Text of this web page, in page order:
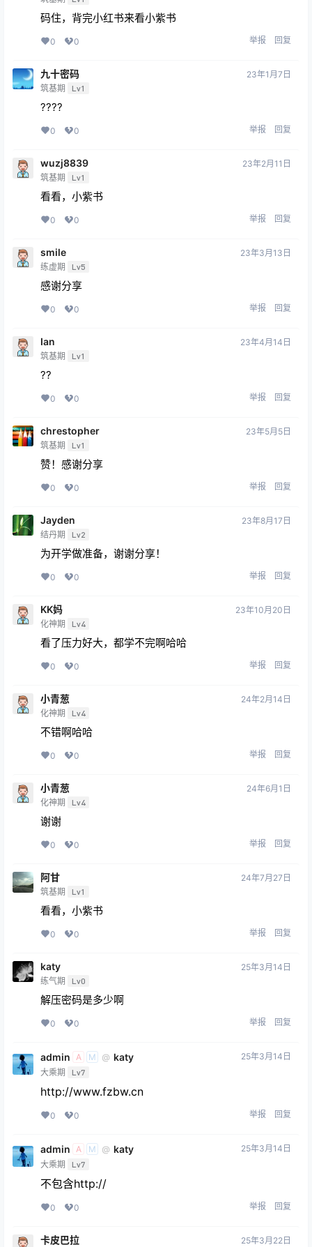
码住，背完小红书来看小紫书
0 0 举报 回复
九十密码
筑基期 Lv1
23年1月7日
????
0 0 举报 回复
wuzj8839
筑基期 Lv1
23年2月11日
看看，小紫书
0 0 举报 回复
smile
练虚期 Lv5
23年3月13日
感谢分享
0 0 举报 回复
Ian
筑基期 Lv1
23年4月14日
??
0 0 举报 回复
chrestopher
筑基期 Lv1
23年5月5日
赞！感谢分享
0 0 举报 回复
Jayden
结丹期 Lv2
23年8月17日
为开学做准备，谢谢分享！
0 0 举报 回复
KK妈
化神期 Lv4
23年10月20日
看了压力好大，都学不完啊哈哈
0 0 举报 回复
小青葱
化神期 Lv4
24年2月14日
不错啊哈哈
0 0 举报 回复
小青葱
化神期 Lv4
24年6月1日
谢谢
0 0 举报 回复
阿甘
筑基期 Lv1
24年7月27日
看看，小紫书
0 0 举报 回复
katy
练气期 Lv0
25年3月14日
解压密码是多少啊
0 0 举报 回复
admin A M @ katy
大乘期 Lv7
25年3月14日
http://www.fzbw.cn
0 0 举报 回复
admin A M @ katy
大乘期 Lv7
25年3月14日
不包含http://
0 0 举报 回复
卡皮巴拉 25年3月22日